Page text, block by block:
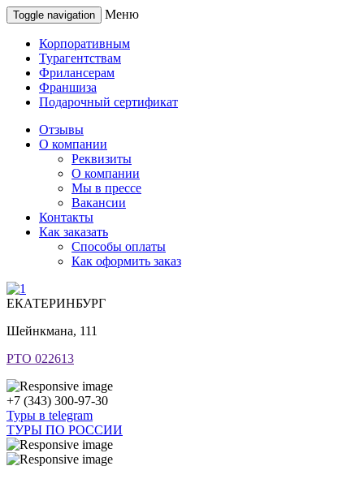
Toggle navigation Меню
Корпоративным
Турагентствам
Фрилансерам
Франшиза
Подарочный сертификат
Отзывы
О компании
Реквизиты
О компании
Мы в прессе
Вакансии
Контакты
Как заказать
Способы оплаты
Как оформить заказ
ЕКАТЕРИНБУРГ
Шейнкмана, 111
РТО 022613
+7 (343) 300-97-30
Туры в telegram
ТУРЫ ПО РОССИИ